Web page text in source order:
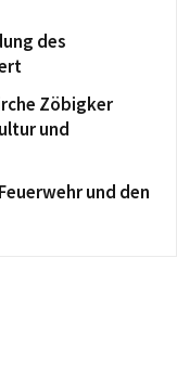
des
Zöbigker
und
und den